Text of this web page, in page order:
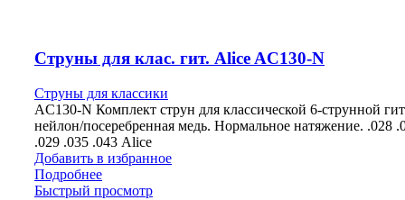
Струны для клас. гит. Alice AC130-N
Струны для классики
AC130-N Комплект струн для классической 6-струнной
нейлон/посеребренная медь. Нормальное натяжение. .028
.029 .035 .043 Alice
Добавить в избранное
Подробнее
Быстрый просмотр